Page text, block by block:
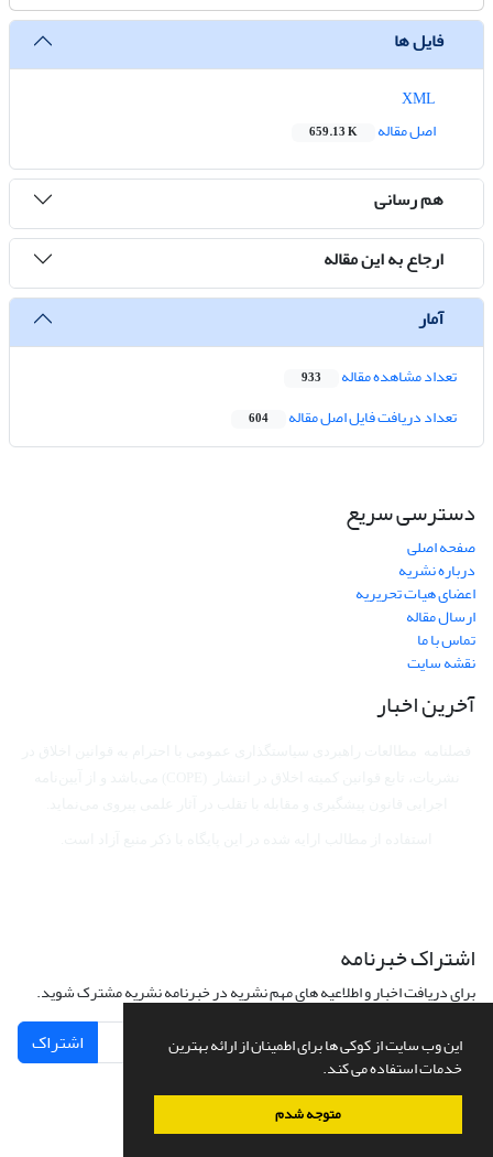
این وب سایت از کوکی ها برای اطمینان از ارائه بهترین
خدمات استفاده می کند.
متوجه شدم
فایل ها
اصل مقاله
659.13 K
هم رسانی
ارجاع به این مقاله
آمار
تعداد مشاهده مقاله 933
تعداد دریافت فایل اصل مقاله 604
دسترسی سریع
صفحه اصلی
درباره نشریه
اعضای هیات تحریریه
ارسال مقاله
تماس با ما
نقشه سایت
آخرین اخبار
اشتراک خبرنامه
برای دریافت اخبار و اطلاعیه های مهم نشریه در خبرنامه نشریه مشترک شوید.
اشتراک
سامانه مدیریت نشریات علمی.طراحی و پیاده سازی ازسیناوب